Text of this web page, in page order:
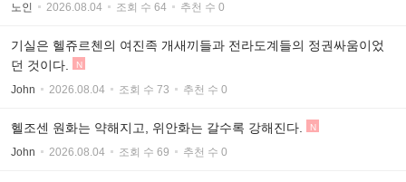
노인 2026.08.04 조회 수 64 추천 수 0
기실은 헬쥬르첸의 여진족 개새끼들과 전라도계들의 정권싸움이었
던 것이다.
N
John 2026.08.04 조회 수 73 추천 수 0
헬조센 원화는 약해지고, 위안화는 갈수록 강해진다. N
John 2026.08.04 조회 수 69 추천 수 0